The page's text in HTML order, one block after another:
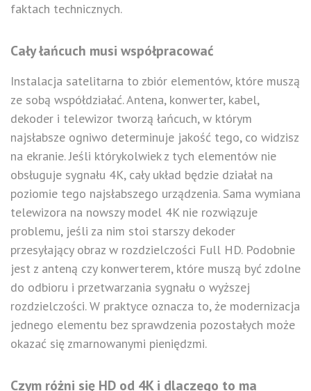
faktach technicznych.
Cały łańcuch musi współpracować
Instalacja satelitarna to zbiór elementów, które muszą
ze sobą współdziałać. Antena, konwerter, kabel,
dekoder i telewizor tworzą łańcuch, w którym
najsłabsze ogniwo determinuje jakość tego, co widzisz
na ekranie. Jeśli którykolwiek z tych elementów nie
obsługuje sygnału 4K, cały układ będzie działał na
poziomie tego najsłabszego urządzenia. Sama wymiana
telewizora na nowszy model 4K nie rozwiązuje
problemu, jeśli za nim stoi starszy dekoder
przesyłający obraz w rozdzielczości Full HD. Podobnie
jest z anteną czy konwerterem, które muszą być zdolne
do odbioru i przetwarzania sygnału o wyższej
rozdzielczości. W praktyce oznacza to, że modernizacja
jednego elementu bez sprawdzenia pozostałych może
okazać się zmarnowanymi pieniędzmi.
Czym różni się HD od 4K i dlaczego to ma